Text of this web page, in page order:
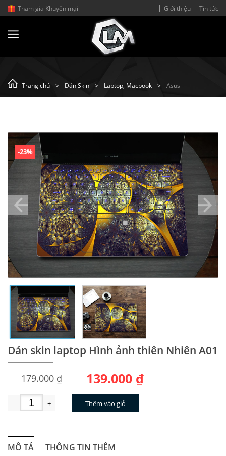
Giới thiệu Tin tức
Tham gia Khuyến mại
-
Trang chủ Dán Skin Laptop, Macbook Asus
-23%
Dán skin laptop Hình ảnh thiên Nhiên A01
179.000 ₫ 139.000 ₫
– + Thêm vào giỏ
MÔ TẢ THÔNG TIN THÊM